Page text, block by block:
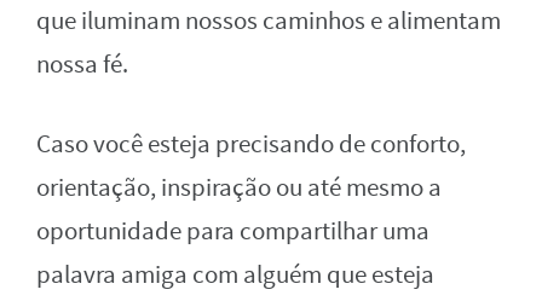
que iluminam nossos caminhos e alimentam
nossa fé.
Caso você esteja precisando de conforto,
orientação, inspiração ou até mesmo a
oportunidade para compartilhar uma
palavra amiga com alguém que esteja